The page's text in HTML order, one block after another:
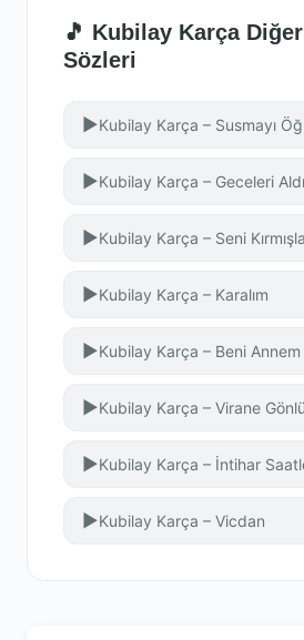
🎵 Kubilay Karça Diğer
Sözleri
▶Kubilay Karça – Susmayı
▶Kubilay Karça – Geceleri
▶Kubilay Karça – Seni
▶Kubilay Karça – Karalım
▶Kubilay Karça – Beni
▶Kubilay Karça – Virane
▶Kubilay Karça – İntihar
▶Kubilay Karça – Vicdan